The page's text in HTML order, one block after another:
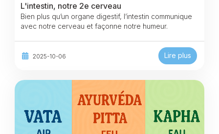
L'intestin, notre 2e cerveau
Bien plus qu’un organe digestif, l’intestin communique
avec notre cerveau et façonne notre humeur.
2025-10-06 Lire plus